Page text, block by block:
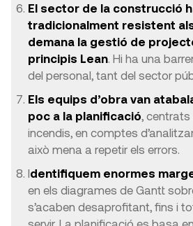
El sector de la construcció
tradicionalment resistent
demana la gestió de
principis Lean. Hi ha una
del personal, tant del sector
Els equips d’obra van
poc a la planificació,
incendis, en comptes
això mena a repetir els errors.
Identifiquem enormes
en els diagrames de Gantt
s’acaben desaprofitant, fins i
servir. La planificació es basa